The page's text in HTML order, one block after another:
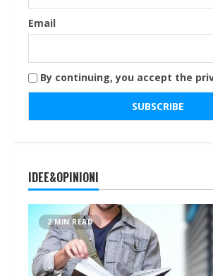
Email
By continuing, you accept the
IDEE&OPINIONI
2 MIN READ